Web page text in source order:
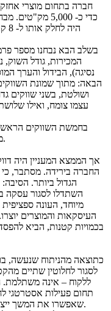
חברה בתחום מוצרי
כדי כ- 5,000
בשלב הבא נבחנו מספר
המכירות, גודל
נסיגה), הבידול והערך
ושולטת, בשני שווקים
עצמו צומח, ואילו
בחמשת השווקים
משקלול של היקף המכירות ושיעורי הרווחיות.
אך הממצא המעניין היה
החברה בירידה. מסתבר,
הגדול ביותר.
השתדלו לסגור עסקה
מיוחד, העונה
העיסקאות והמוצרים
בכמויות קטנות, הביא
כתוצאה מהניתוח שנעשה,
לסגור לחלוטין שתיים
ללקוח – אינה משתלמת.
תחום פעילות אסטרטגי
שאפשרו את המשך ייצורם של חלק מהמק"טים. כל השאר – בוטלו.